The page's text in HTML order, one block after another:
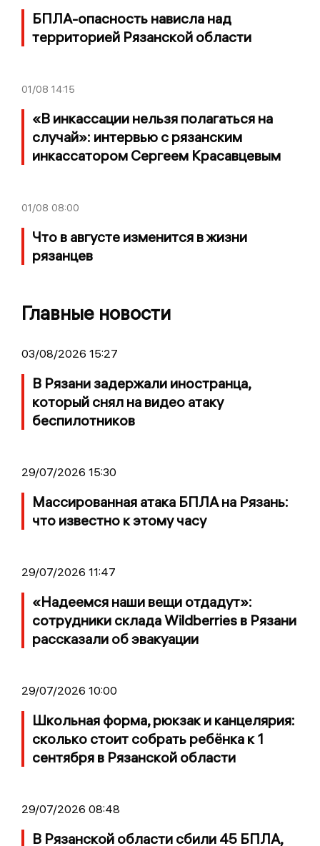
БПЛА-опасность нависла над
территорией Рязанской области
01/08 14:15
«В инкассации нельзя полагаться на
случай»: интервью с рязанским
инкассатором Сергеем Красавцевым
01/08 08:00
Что в августе изменится в жизни
рязанцев
Главные новости
03/08/2026 15:27
В Рязани задержали иностранца,
который снял на видео атаку
беспилотников
29/07/2026 15:30
Массированная атака БПЛА на Рязань:
что известно к этому часу
29/07/2026 11:47
«Надеемся наши вещи отдадут»:
сотрудники склада Wildberries в Рязани
рассказали об эвакуации
29/07/2026 10:00
Школьная форма, рюкзак и канцелярия:
сколько стоит собрать ребёнка к 1
сентября в Рязанской области
29/07/2026 08:48
В Рязанской области сбили 45 БПЛА,